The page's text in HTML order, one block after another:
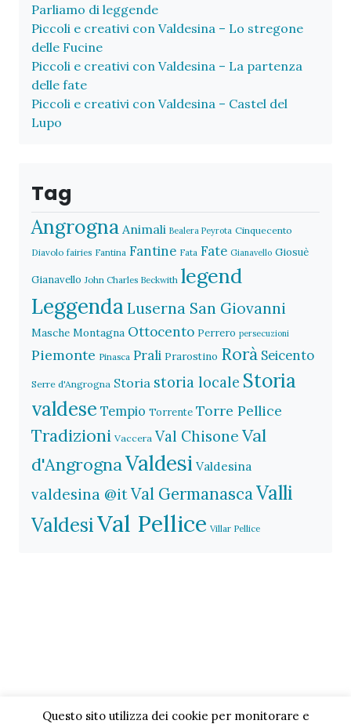
Parliamo di leggende
Piccoli e creativi con Valdesina – Lo stregone
delle Fucine
Piccoli e creativi con Valdesina – La partenza
delle fate
Piccoli e creativi con Valdesina – Castel del
Lupo
Tag
Angrogna Animali Bealera Peyrota Cinquecento
Diavolo fairies Fantina Fantine Fata Fate Gianavello Giosuè
Gianavello John Charles Beckwith legend
Leggenda Luserna San Giovanni
Masche Montagna Ottocento Perrero persecuzioni
Piemonte Pinasca Prali Prarostino Rorà Seicento
Serre d'Angrogna Storia storia locale Storia
valdese Tempio Torrente Torre Pellice
Tradizioni Vaccera Val Chisone Val
d'AngrognaValdesi Valdesina
valdesina @itVal GermanascaValli
ValdesiVal Pellice Villar Pellice
Questo sito utilizza dei cookie per monitorare e